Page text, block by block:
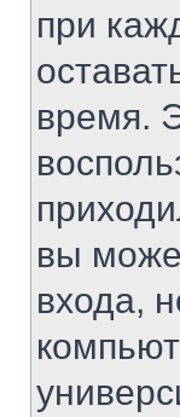
при
время.
вы
входа,